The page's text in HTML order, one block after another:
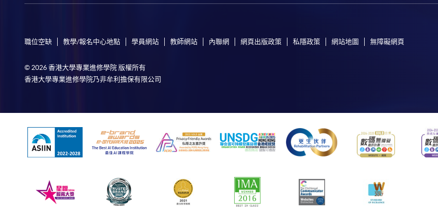
職位空缺 教學/報名中心地點 學員網站 教師網站 內聯網 網頁出版政策 私隱政策 網站地圖 無障礙網頁
© 2026 香港大學專業進修學院 版權所有
香港大學專業進修學院乃非牟利擔保有限公司